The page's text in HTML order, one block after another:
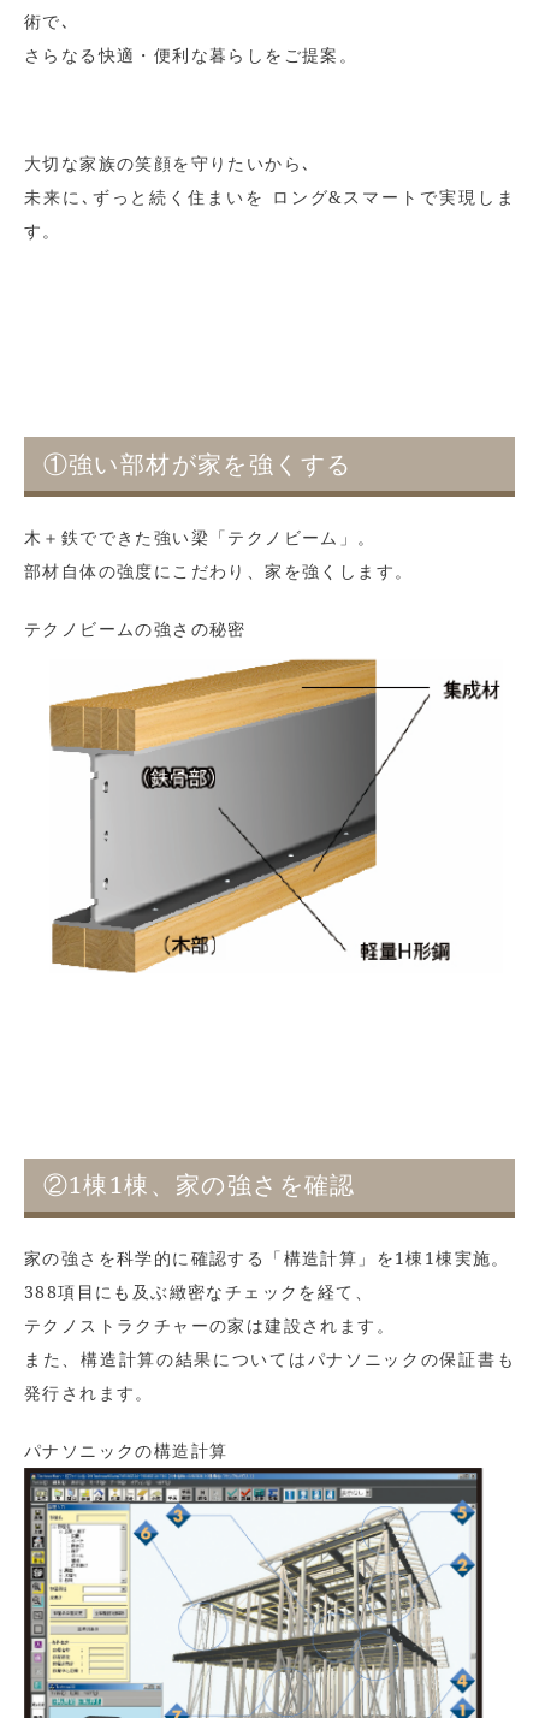
術で､
さらなる快適・便利な暮らしをご提案。
大切な家族の笑顔を守りたいから､
未来に､ずっと続く住まいを ロング&スマートで実現しま
す。
①強い部材が家を強くする
木＋鉄でできた強い梁「テクノビーム」。
部材自体の強度にこだわり、家を強くします。
テクノビームの強さの秘密
②1棟1棟、家の強さを確認
家の強さを科学的に確認する「構造計算」を1棟1棟実施。
388項目にも及ぶ緻密なチェックを経て、
テクノストラクチャーの家は建設されます。
また、構造計算の結果についてはパナソニックの保証書も
発行されます。
パナソニックの構造計算